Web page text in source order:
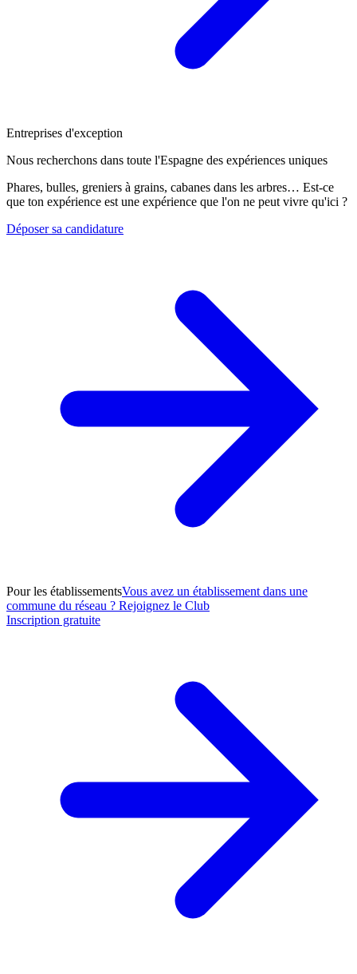
Entreprises d'exception
Nous recherchons dans toute l'Espagne des expériences uniques
Phares, bulles, greniers à grains, cabanes dans les arbres… Est-ce
que ton expérience est une expérience que l'on ne peut vivre qu'ici ?
Déposer sa candidature
Pour les établissementsVous avez un établissement dans une
commune du réseau ? Rejoignez le Club
Inscription gratuite